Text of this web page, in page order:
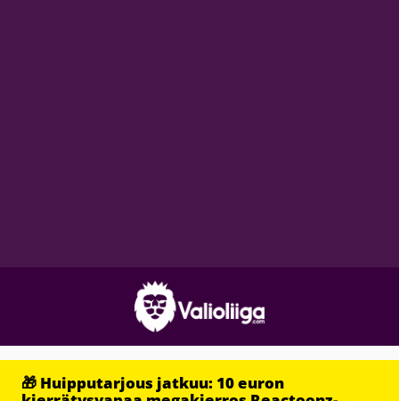
🎁 Huipputarjous jatkuu: 10 euron